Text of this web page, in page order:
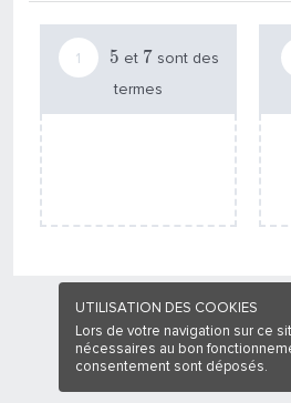
5 et 7 sont des
termes
UTILISATION DES COOKIES
Lors de votre navigation sur ce
nécessaires au bon
consentement sont déposés.